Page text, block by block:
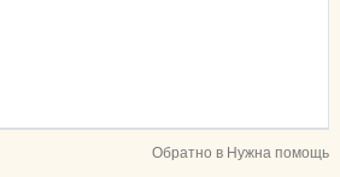
Обратно в Нужна помощь